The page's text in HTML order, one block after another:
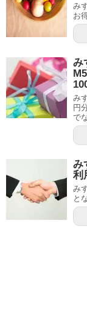
み
お
み
み
円
で
み
利
み
と